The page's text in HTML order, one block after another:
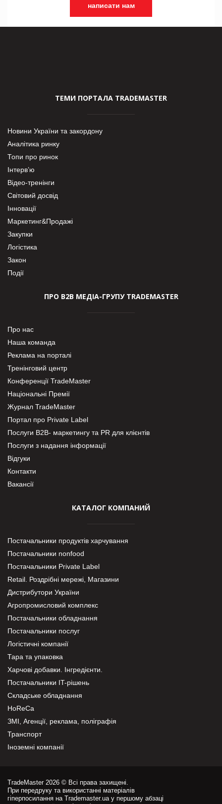
написати нам
ТЕМИ ПОРТАЛА TRADEMASTER
Новини України та закордону
Аналітика ринку
Топи про ринок
Інтерв’ю
Відео-тренінги
Світовий досвід
Інновації
Маркетинг&Продажі
Закупки
Логістика
Закон
Події
ПРО В2В МЕДІА-ГРУПУ TRADEMASTER
Про нас
Наша команда
Реклама на порталі
Тренінговий центр
Конференції TradeMaster
Національні Премії
Журнал TradeMaster
Портал про Private Label
Послуги В2В- маркетингу та PR для клієнтів
Послуги з надання інформації
Відгуки
Контакти
Вакансії
КАТАЛОГ КОМПАНИЙ
Постачальники продуктів харчування
Постачальники nonfood
Постачальники Private Label
Retail. Роздрібні мережі, Магазини
Дистрибутори України
Агропромисловий комплекс
Постачальники обладнання
Постачальники послуг
Логістичні компанії
Тара та упаковка
Харчові добавки. Інгредієнти.
Постачальники IT-рішень
Складське обладнання
HoReCa
ЗМІ, Агенції, реклама, поліграфія
Транспорт
Іноземні компанії
TradeMaster 2026 © Всі права захищені.
При передруку та використанні матеріалів
гіперпосилання на Trademaster.ua у першому абзаці